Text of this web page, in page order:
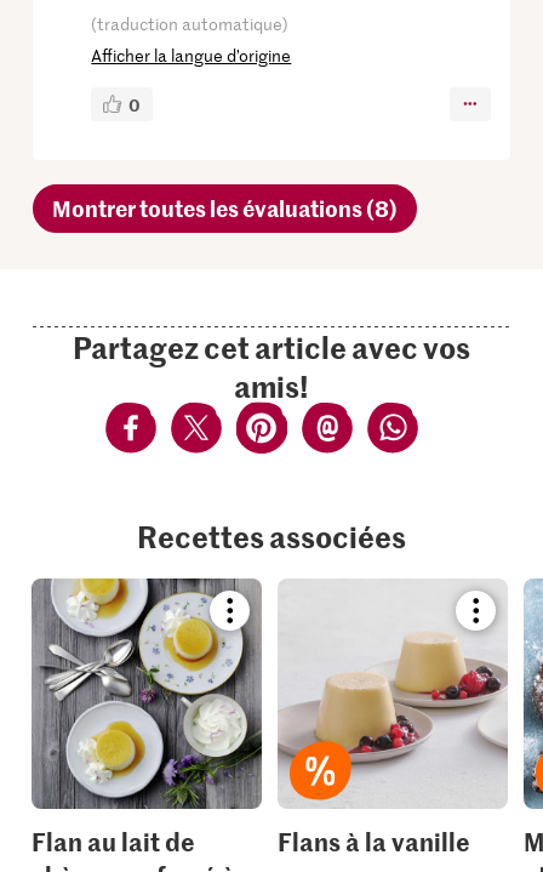
(traduction automatique)
Afficher la langue d’origine
0
Montrer toutes les évaluations (8)
Partagez cet article avec vos
amis!
Recettes associées
Bookmark
recipe
or
add
it
to
your
collections.
Flan au lait de
recipe
add
it
to
your
Flans à la vanille